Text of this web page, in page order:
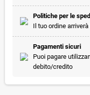
Politiche per le
Il tuo ordine
Pagamenti sicuri
Puoi pagare
debito/credito